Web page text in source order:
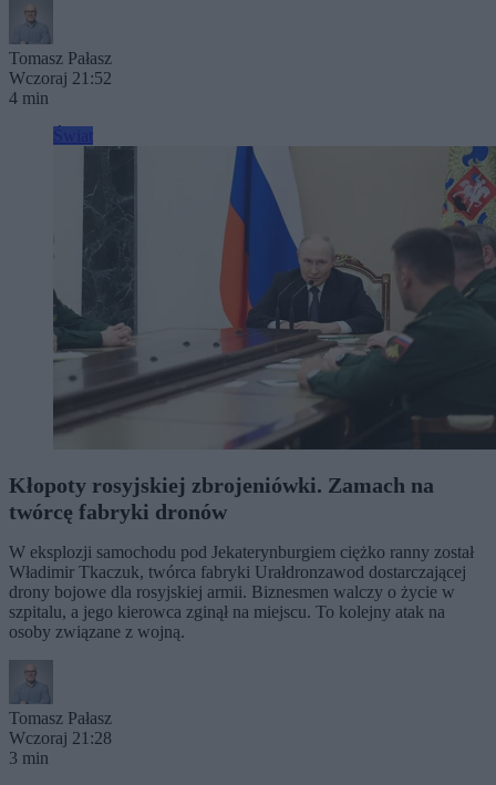
Tomasz Pałasz
Wczoraj 21:52
4 min
Kłopoty rosyjskiej zbrojeniówki. Zamach na
twórcę fabryki dronów
W eksplozji samochodu pod Jekaterynburgiem ciężko ranny został
Władimir Tkaczuk, twórca fabryki Urałdronzawod dostarczającej
drony bojowe dla rosyjskiej armii. Biznesmen walczy o życie w
szpitalu, a jego kierowca zginął na miejscu. To kolejny atak na
osoby związane z wojną.
Tomasz Pałasz
Wczoraj 21:28
3 min